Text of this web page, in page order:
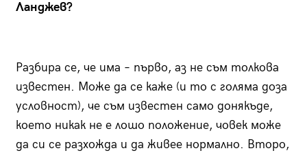
Ланджев?
Разбира се, че има – първо, аз не съм толкова
известен. Може да се каже (и то с голяма доза
условност), че съм известен само донякъде,
което никак не е лошо положение, човек може
да си се разхожда и да живее нормално. Второ,